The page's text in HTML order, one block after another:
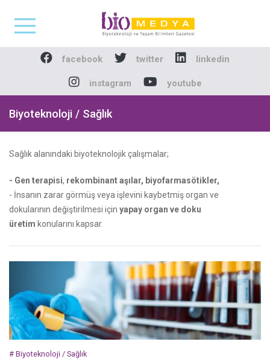
Biomedya -
facebook twitter linkedin
instagram youtube
Biyoteknoloji / Sağlık
Sağlık alanındaki biyoteknolojik çalışmalar;
- Gen terapisi, rekombinant aşılar, biyofarmasötikler,
- İnsanın zarar görmüş veya işlevini kaybetmiş organ ve
dokularının değiştirilmesi için yapay organ ve doku
üretim konularını kapsar.
# Biyoteknoloji / Sağlık